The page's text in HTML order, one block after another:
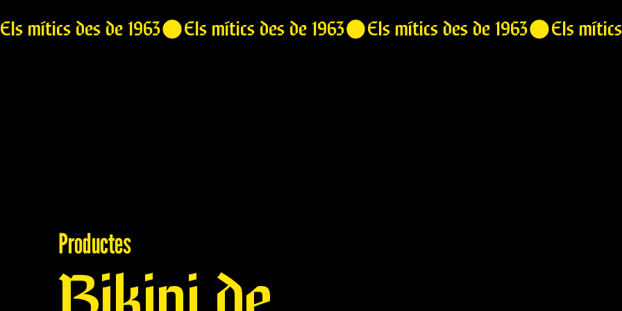
Els mítics des de 1963
Productes